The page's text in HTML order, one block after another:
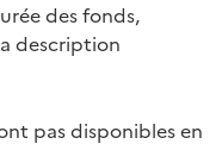
des fonds,
description
pas disponibles en